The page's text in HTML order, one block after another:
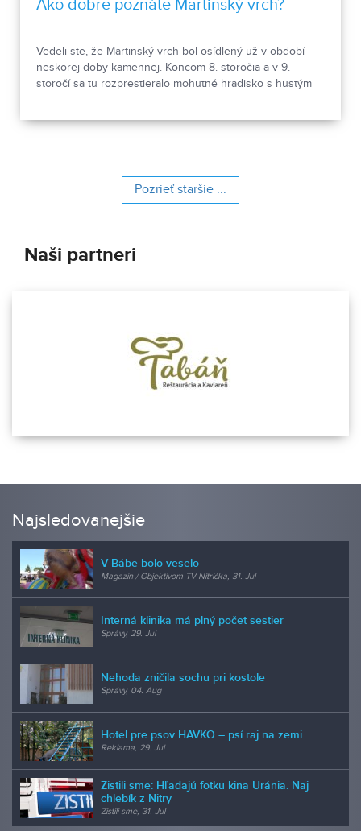
Ako dobre poznáte Martinský vrch?
Vedeli ste, že Martinský vrch bol osídlený už v období
neskorej doby kamennej. Koncom 8. storočia a v 9.
storočí sa tu rozprestieralo mohutné hradisko s hustým
Pozrieť staršie ...
Naši partneri
Najsledovanejšie
V Bábe bolo veselo
Magazín / Objektívom TV Nitrička, 31. Jul
Interná klinika má plný počet sestier
Správy, 29. Jul
Nehoda zničila sochu pri kostole
Správy, 04. Aug
Hotel pre psov HAVKO – psí raj na zemi
Reklama, 29. Jul
Zistili sme: Hľadajú fotku kina Uránia. Naj
chlebík z Nitry
Zistili sme, 31. Jul